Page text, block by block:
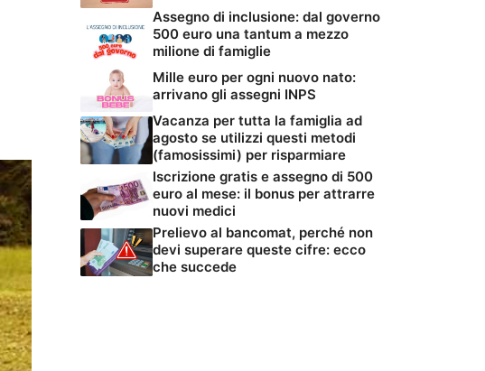
Assegno di inclusione: dal governo
500 euro una tantum a mezzo
milione di famiglie
Mille euro per ogni nuovo nato:
arrivano gli assegni INPS
Vacanza per tutta la famiglia ad
agosto se utilizzi questi metodi
(famosissimi) per risparmiare
Iscrizione gratis e assegno di 500
euro al mese: il bonus per attrarre
nuovi medici
Prelievo al bancomat, perché non
devi superare queste cifre: ecco
che succede